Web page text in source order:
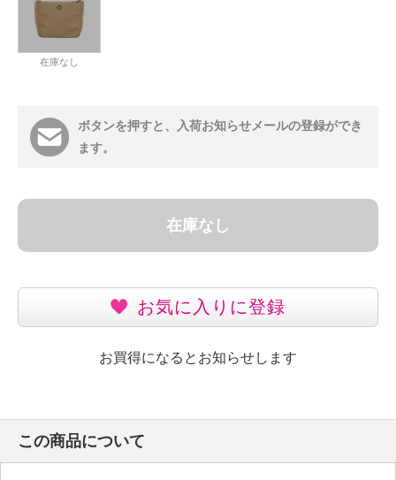
在庫なし
ボタンを押すと、入荷お知らせメールの登録ができ
ます。
在庫なし
お気に入りに登録
お買得になるとお知らせします
この商品について